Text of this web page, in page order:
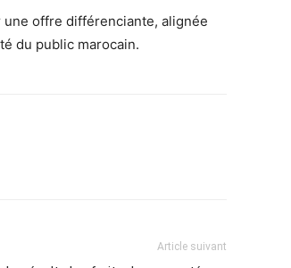
une offre différenciante, alignée
du public marocain.
Article suivant